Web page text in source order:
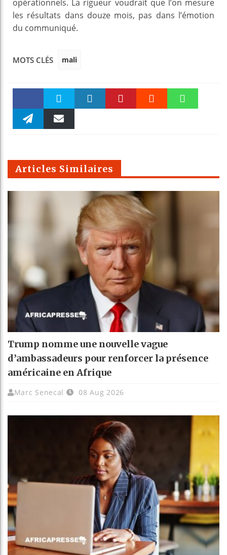
opérationnels. La rigueur voudrait que l’on mesure
les résultats dans douze mois, pas dans l’émotion
du communiqué.
MOTS CLÉS mali
Faceboo Twitter
m
Articles Similaires
Trump nomme une nouvelle vague
d’ambassadeurs pour renforcer la présence
américaine en Afrique
Marc Senecal 08 Aug 2026